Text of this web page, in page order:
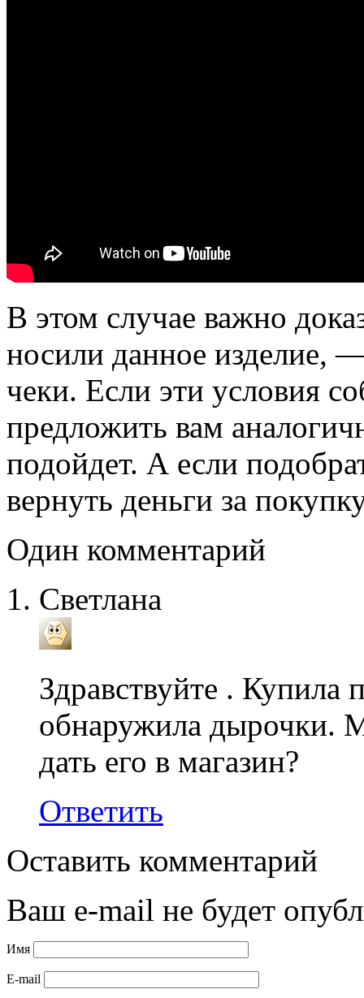
В этом случае важно
носили данное изделие,
чеки. Если эти условия
предложить вам
подойдет. А если
вернуть деньги за
Один комментарий
Светлана
Здравствуйте . Купила
обнаружила дырочки.
дать его в магазин?
Ответить
Оставить комментарий
Ваш e-mail не будет
Имя
E-mail